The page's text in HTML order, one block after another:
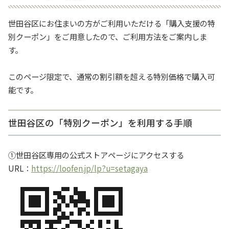
世田谷区にお住まいの方がご利用いただける「購入支援の特
別クーポン」をご用意したので、ご利用方法をご案内しま
す。
このページ限定で、通常の割引額を超える特別価格で購入可
能です。
世田谷区の「特別クーポン」を利用する手順
①世田谷区専用の公式ストアページにアクセスする
URL： https://loofen.jp/lp?u=setagaya